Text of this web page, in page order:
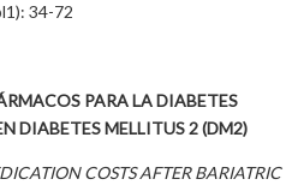
34-72
PARA LA DIABETES
DIABETES MELLITUS 2 (DM2)
COSTS AFTER BARIATRIC